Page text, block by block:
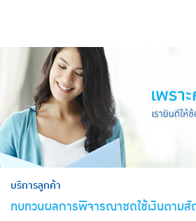
บริการลูกค้า
ทบทวนผลการพิจารณาชดใช้เงินตาม